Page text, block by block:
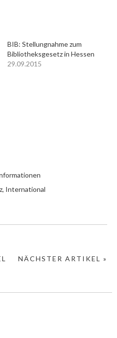
BIB: Stellungnahme zum
Bibliotheksgesetz in Hessen
29.09.2015
, International
NÄCHSTER ARTIKEL »